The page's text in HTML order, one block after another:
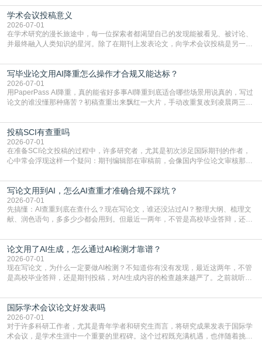
质量，更能在此过程中深化对学术写作的理解。如何系统、高效地打磨自己的论
文，使其在语言和学术表达上更符合国际期刊的要求，是每位研究者值得投入学
习的技能。本篇AEIC学术交流中心小编就为大家介
学术会议投稿意义
2026-07-01
在学术研究的漫长旅途中，每一位探索者都渴望自己的发现能被看见、被讨论、
并最终融入人类知识的星河。除了在期刊上发表论文，向学术会议投稿是另一个
广阔学术天地的大门，连接着个体研究与社会网络。本篇AEIC学术交流中心小编
就为大家介绍“学术会议投稿意义”。一、加速研究成果的传播与反馈学术会议通
常具有周期短、时效性强的特点。相比期刊漫长的
写毕业论文用AI降重怎么操作才合规又能达标？
2026-07-01
用PaperPass AI降重，真的能省好多事AI降重到底适合哪些场景用说真的，写过
论文的谁没懂那种痛苦？初稿查重出来飘红一大片，手动改重复改到凌晨两三
到秃头。这时候靠谱的AI降重真的就是救命稻草，选对工具，半天就能搞定你两
三天都做不完的事。不是所有人都需要用AI降重，但如果你符合下面这些场景，
真的可以试试：初稿写完重复率远超要
投稿SCI有查重吗
2026-07-01
在准备SCI论文投稿的过程中，许多研究者，尤其是初次涉足国际期刊的作者，
心中常会浮现这样一个疑问：期刊编辑部在审稿前，会像国内学位论文审核那
论文的初审通过率。实际上，SCI期刊对重复内容的审查是严谨投稿流程中不可
或缺的一环。本篇AEIC学术交流中心小编就为大家介绍“投稿SCI有查重吗”。
一、查重是标准流程答案是明确的：绝大多数S
写论文用到AI，怎么AI查重才准确合规不踩坑？
2026-07-01
先搞懂：AI查重到底在查什么？现在写论文，谁还没沾过AI？整理大纲、梳理文
献、润色语句，多多少少都会用到。但最近一两年，不管是高校毕业答辩，还是
须加做AI查重。很多人分不清，AI查重和普通查重到底有啥区别？这里说透：普
通查重查的是你的文字和已公开文献的重复比例，防的是抄袭；AI查重查的是你
的内容里，有多少是AI生成的，防的是过
论文用了AI生成，怎么通过AI检测才靠谱？
2026-07-01
现在写论文，为什么一定要做AI检测？不知道你有没有发现，最近这两年，不管
是高校毕业答辩，还是期刊投稿，对AI生成内容的检查越来越严了。之前就听身
要求修改，还差点被判定学术不规范，真的太冤了。现在国内多数高校和核心期
刊，都已经明确出台了相关规定：如果使用AI生成内容辅助写作，必须明确标
注，未标注的AI生成内容会被认定为不符合学
国际学术会议论文好发表吗
2026-07-01
对于许多科研工作者，尤其是青年学者和研究生而言，将研究成果发表于国际学
术会议，是学术生涯中一个重要的里程碑。这个过程既充满机遇，也伴随着挑